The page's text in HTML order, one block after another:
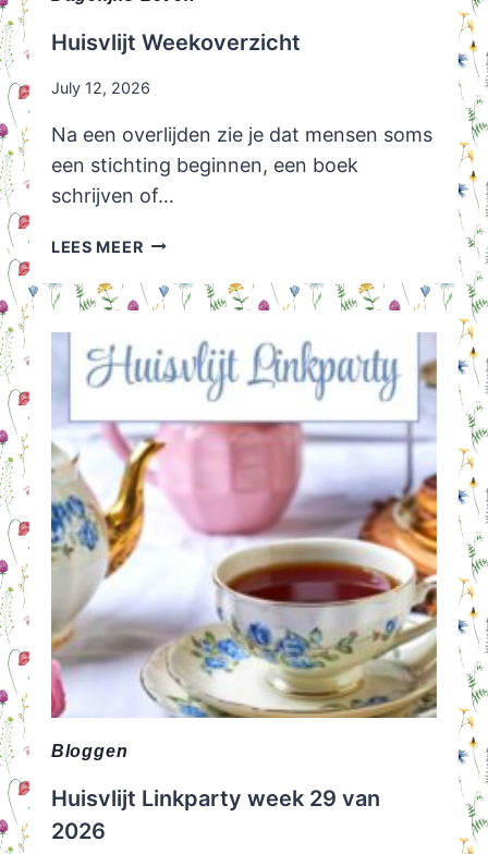
Huisvlijt Weekoverzicht
July 12, 2026
Na een overlijden zie je dat mensen soms
een stichting beginnen, een boek
schrijven of…
LEES MEERHUISVLIJT
Bloggen
Huisvlijt Linkparty week 29 van
2026